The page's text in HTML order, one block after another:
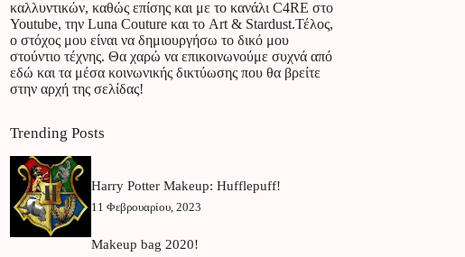
καλλυντικών, καθώς επίσης και με το κανάλι C4RE στο
Youtube, την Luna Couture και το Art & Stardust.Τέλος,
ο στόχος μου είναι να δημιουργήσω το δικό μου
στούντιο τέχνης. Θα χαρώ να επικοινωνούμε συχνά από
εδώ και τα μέσα κοινωνικής δικτύωσης που θα βρείτε
στην αρχή της σελίδας!
Trending Posts
Harry Potter Makeup: Hufflepuff!
11 Φεβρουαρίου, 2023
Makeup bag 2020!